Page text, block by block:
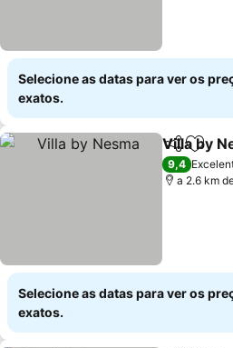
Selecione as datas para ver os
exatos.
Partilhar
Villa by
9,4
a 2.6 km
Selecione as datas para ver os
exatos.